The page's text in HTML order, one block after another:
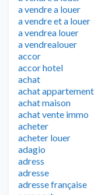
a vendre a louer
a vendre et a louer
a vendrea louer
a vendrealouer
accor
accor hotel
achat
achat appartement
achat maison
achat vente immo
acheter
acheter louer
adagio
adress
adresse
adresse française